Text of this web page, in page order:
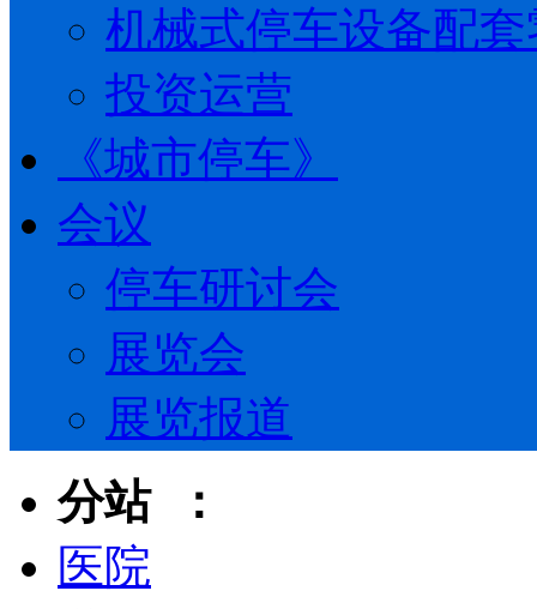
机械式停车设备配
投资运营
《城市停车》
会议
停车研讨会
展览会
展览报道
分站 ：
医院